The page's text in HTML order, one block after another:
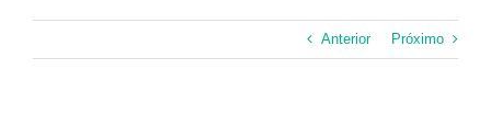
Anterior Próximo